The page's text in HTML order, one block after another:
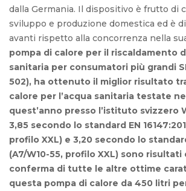
dalla Germania. Il dispositivo è frutto di
sviluppo e produzione domestica ed è
avanti rispetto alla concorrenza nella
pompa di calore per il riscaldamento
sanitaria per consumatori più grandi
502), ha ottenuto il miglior risultato
calore per l’acqua sanitaria testate
quest’anno presso l’istituto svizzero
3,85 secondo lo standard EN
profilo XXL) e 3,20 secondo lo
(A7/W10-55, profilo XXL) sono
conferma di tutte le altre ottime
questa pompa di calore da 450 litri